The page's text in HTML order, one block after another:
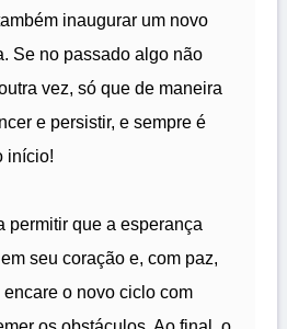
inaugurar um novo
Se no passado algo não
vez, só que de maneira
e persistir, e sempre é
início!
permitir que a esperança
seu coração e, com paz,
o novo ciclo com